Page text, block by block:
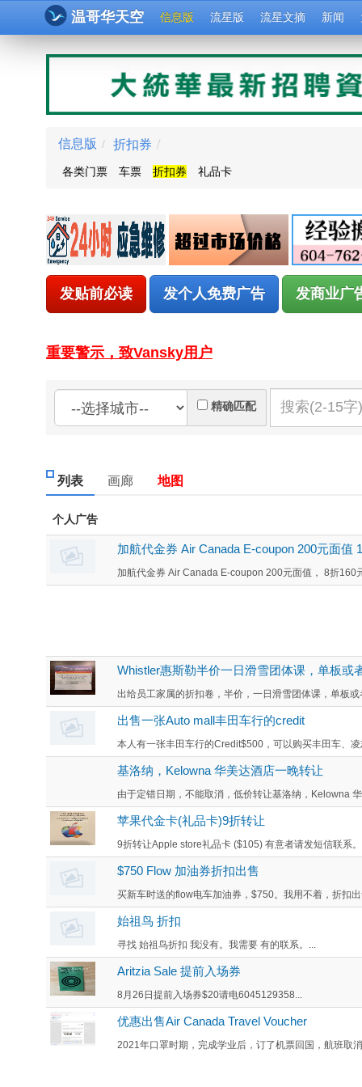
温哥华天空 信息版 流星版 流星文摘 新闻
信息版 / 折扣券 /
各类门票 车票 折扣券 礼品卡
发贴前必读 发个人免费广告 发商业广
重要警示，致Vansky用户
精确匹配
列表 画廊 地图
个人广告
加航代金券 Air Canada E-coupon 200元面值
加航代金券 Air Canada E-coupon 200元面值， 8折160
Whistler惠斯勒半价一日滑雪团体课，单板或
出给员工家属的折扣卷，半价，一日滑雪团体课，单板
出售一张Auto mall丰田车行的credit
本人有一张丰田车行的Credit$500，可以购买丰田车、
基洛纳，Kelowna 华美达酒店一晚转让
由于定错日期，不能取消，低价转让基洛纳，Kelowna
苹果代金卡(礼品卡)9折转让
9折转让Apple store礼品卡 ($105) 有意者请发短信联系
$750 Flow 加油券折扣出售
买新车时送的flow电车加油券，$750。我用不着，折扣
始祖鸟 折扣
寻找 始祖鸟折扣 我没有。我需要 有的联系。...
Aritzia Sale 提前入场券
8月26日提前入场券$20请电6045129358...
优惠出售Air Canada Travel Voucher
2021年口罩时期，完成学业后，订了机票回国，航班取